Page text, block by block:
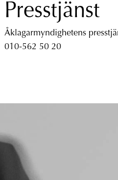
Presstjänst
Åklagarmyndighetens
010-562 50 20